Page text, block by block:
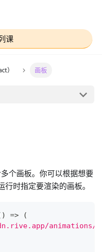
课
） 画板
个画板。你可以根据想要
时指定要渲染的画板。
) =>
(
animations/